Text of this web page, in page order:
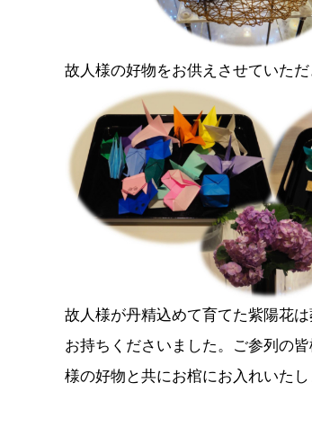
故人様の好物をお供えさせていただ
故人様が丹精込めて育てた紫陽花
お持ちくださいました。ご参列の
様の好物と共にお棺にお入れいたし